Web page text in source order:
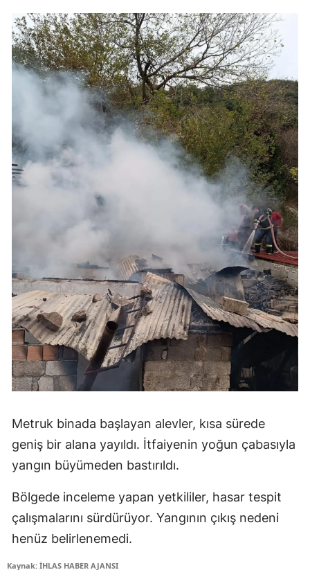
Metruk binada başlayan alevler, kısa sürede
geniş bir alana yayıldı. İtfaiyenin yoğun çabasıyla
yangın büyümeden bastırıldı.
Bölgede inceleme yapan yetkililer, hasar tespit
çalışmalarını sürdürüyor. Yangının çıkış nedeni
henüz belirlenemedi.
Kaynak: İHLAS HABER AJANSI